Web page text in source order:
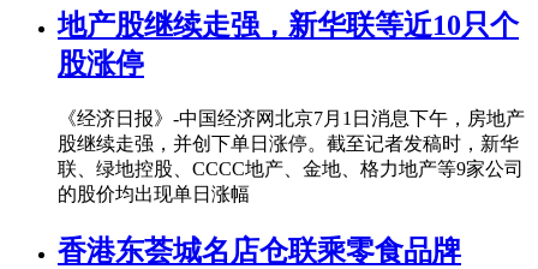
地产股继续走强，新华联等近10只个
股涨停
《经济日报》-中国经济网北京7月1日消息下午，房地产
股继续走强，并创下单日涨停。截至记者发稿时，新华
联、绿地控股、CCCC地产、金地、格力地产等9家公司
的股价均出现单日涨幅
香港东荟城名店仓联乘零食品牌